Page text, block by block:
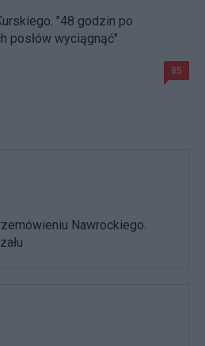
"48 godzin po
posłów wyciągnąć"
85
Nawrockiego.